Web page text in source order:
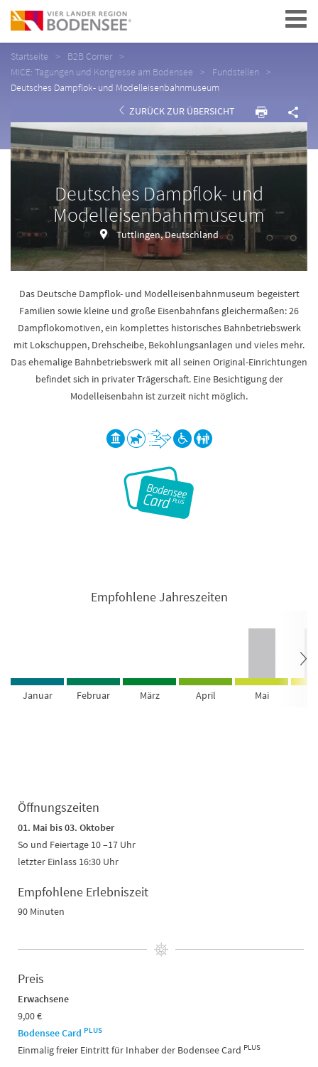
Navigation
Startseite
B2B Corner
MICE: Tagungen und Kongresse am Bodensee
Fundstellen
Deutsches Dampflok- und Modelleisenbahnmuseum
ZURÜCK ZUR ÜBERSICHT
Deutsches Dampflok- und
Modelleisenbahnmuseum
Tuttlingen, Deutschland
Das Deutsche Dampflok- und Modelleisenbahnmuseum begeistert
Familien sowie kleine und große Eisenbahnfans gleichermaßen: 26
Dampflokomotiven, ein komplettes historisches Bahnbetriebswerk
mit Lokschuppen, Drehscheibe, Bekohlungsanlagen und vieles mehr.
Das ehemalige Bahnbetriebswerk mit all seinen Original-Einrichtungen
befindet sich in privater Trägerschaft. Eine Besichtigung der
Modelleisenbahn ist zurzeit nicht möglich.
Empfohlene Jahreszeiten
Januar Februar März April Mai
Öffnungszeiten
01. Mai bis 03. Oktober
So und Feiertage 10 –17 Uhr
letzter Einlass 16:30 Uhr
Empfohlene Erlebniszeit
90 Minuten
Preis
Erwachsene
9,00 €
Bodensee Card PLUS
Einmalig freier Eintritt für Inhaber der Bodensee Card PLUS